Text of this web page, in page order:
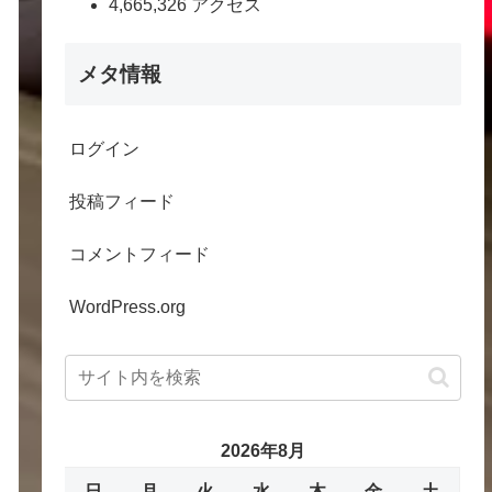
4,665,326 アクセス
メタ情報
ログイン
投稿フィード
コメントフィード
WordPress.org
2026年8月